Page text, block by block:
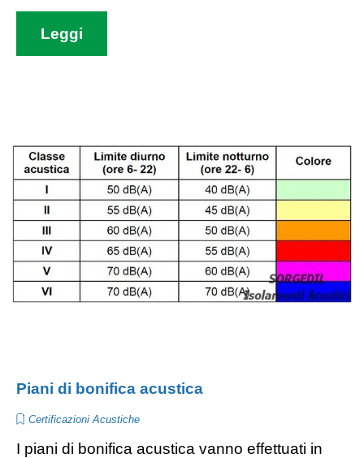
Leggi
Piani di bonifica acustica
Certificazioni Acustiche
I piani di bonifica acustica vanno effettuati in